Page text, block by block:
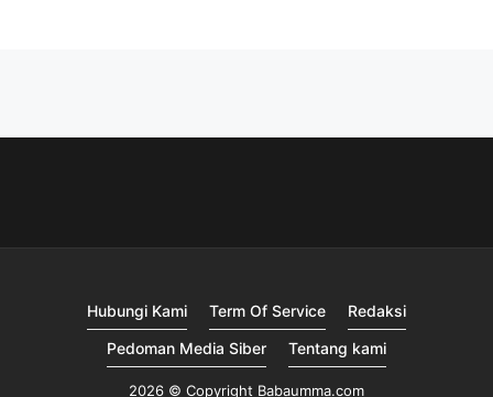
Hubungi Kami Term Of Service
Redaksi
Pedoman Media Siber
Tentang kami
2026 © Copyright Babaumma.com